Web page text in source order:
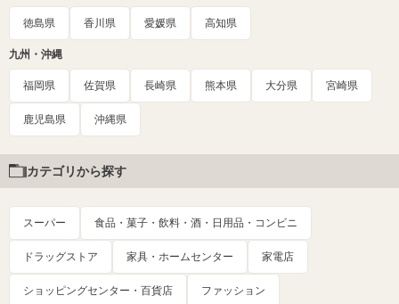
徳島県 香川県 愛媛県 高知県
九州・沖縄
福岡県 佐賀県 長崎県 熊本県 大分県 宮崎県
鹿児島県 沖縄県
カテゴリから探す
スーパー 食品・菓子・飲料・酒・日用品・コンビニ
ドラッグストア 家具・ホームセンター 家電店
ショッピングセンター・百貨店 ファッション